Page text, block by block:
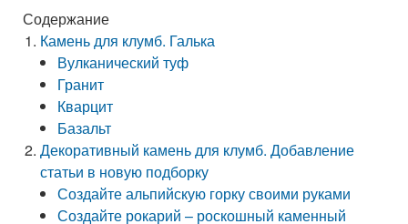
Содержание
Камень для клумб. Галька
Вулканический туф
Гранит
Кварцит
Базальт
Декоративный камень для клумб. Добавление
статьи в новую подборку
Создайте альпийскую горку своими руками
Создайте рокарий – роскошный каменный